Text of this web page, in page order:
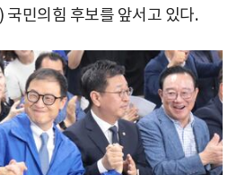
민의힘 후보를 앞서고 있다.